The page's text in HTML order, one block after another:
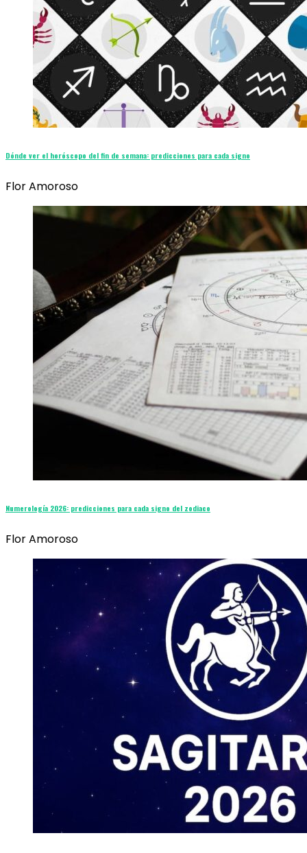
Dónde ver el horóscopo del fin de semana: predicciones para cada signo
Flor Amoroso
Numerología 2026: predicciones para cada signo del zodiaco
Flor Amoroso